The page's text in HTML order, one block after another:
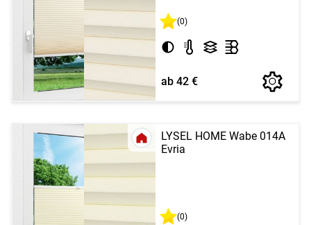
(0)
ab 42 €
LYSEL HOME Wabe 014A
Evria
(0)